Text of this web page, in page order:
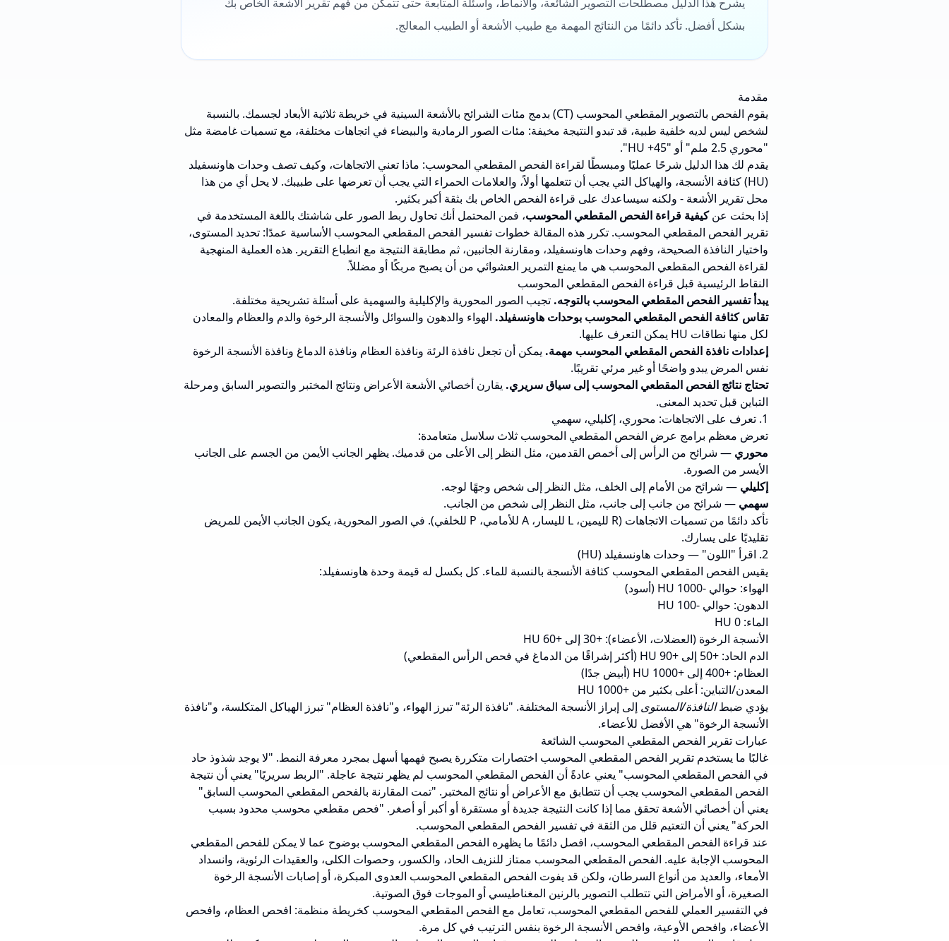
بشكل أفضل. تأكد دائمًا من النتائج المهمة مع طبيب الأشعة أو الطبيب المعالج.
مقدمة
يقوم الفحص بالتصوير المقطعي المحوسب (CT) بدمج مئات الشرائح بالأشعة السينية في خريطة ثلاثية الأبعاد لجسمك. بالنسبة
لشخص ليس لديه خلفية طبية، قد تبدو النتيجة مخيفة: مئات الصور الرمادية والبيضاء في اتجاهات مختلفة، مع تسميات غامضة مثل
"محوري 2.5 ملم" أو "HU +45".
يقدم لك هذا الدليل شرحًا عمليًا ومبسطًا لقراءة الفحص المقطعي المحوسب: ماذا تعني الاتجاهات، وكيف تصف وحدات هاونسفيلد
(HU) كثافة الأنسجة، والهياكل التي يجب أن تتعلمها أولاً، والعلامات الحمراء التي يجب أن تعرضها على طبيبك. لا يحل أي من هذا
محل تقرير الأشعة - ولكنه سيساعدك على قراءة الفحص الخاص بك بثقة أكبر بكثير.
إذا بحثت عنكيفية قراءة الفحص المقطعي المحوسب، فمن المحتمل أنك تحاول ربط الصور على شاشتك باللغة المستخدمة في
تقرير الفحص المقطعي المحوسب. تكرر هذه المقالة خطوات تفسير الفحص المقطعي المحوسب الأساسية عمدًا: تحديد المستوى،
واختيار النافذة الصحيحة، وفهم وحدات هاونسفيلد، ومقارنة الجانبين، ثم مطابقة النتيجة مع انطباع التقرير. هذه العملية المنهجية
لقراءة الفحص المقطعي المحوسب هي ما يمنع التمرير العشوائي من أن يصبح مربكًا أو مضللاً.
النقاط الرئيسية قبل قراءة الفحص المقطعي المحوسب
يبدأ تفسير الفحص المقطعي المحوسب بالتوجه. تجيب الصور المحورية والإكليلية والسهمية على أسئلة تشريحية مختلفة.
تقاس كثافة الفحص المقطعي المحوسب بوحدات هاونسفيلد. الهواء والدهون والسوائل والأنسجة الرخوة والدم والعظام والمعادن
لكل منها نطاقات HU يمكن التعرف عليها.
إعدادات نافذة الفحص المقطعي المحوسب مهمة. يمكن أن تجعل نافذة الرئة ونافذة العظام ونافذة الدماغ ونافذة الأنسجة الرخوة
نفس المرض يبدو واضحًا أو غير مرئي تقريبًا.
تحتاج نتائج الفحص المقطعي المحوسب إلى سياق سريري. يقارن أخصائي الأشعة الأعراض ونتائج المختبر والتصوير السابق ومرحلة
التباين قبل تحديد المعنى.
1. تعرف على الاتجاهات: محوري، إكليلي، سهمي
تعرض معظم برامج عرض الفحص المقطعي المحوسب ثلاث سلاسل متعامدة:
محوري — شرائح من الرأس إلى أخمص القدمين، مثل النظر إلى الأعلى من قدميك. يظهر الجانب الأيمن من الجسم على الجانب
الأيسر من الصورة.
إكليلي — شرائح من الأمام إلى الخلف، مثل النظر إلى شخص وجهًا لوجه.
سهمي — شرائح من جانب إلى جانب، مثل النظر إلى شخص من الجانب.
تأكد دائمًا من تسميات الاتجاهات (R لليمين، L لليسار، A للأمامي، P للخلفي). في الصور المحورية، يكون الجانب الأيمن للمريض
تقليديًا على يسارك.
2. اقرأ "اللون" — وحدات هاونسفيلد (HU)
يقيس الفحص المقطعي المحوسب كثافة الأنسجة بالنسبة للماء. كل بكسل له قيمة وحدة هاونسفيلد:
الهواء: حوالي -1000 HU (أسود)
الدهون: حوالي -100 HU
الماء: 0 HU
الأنسجة الرخوة (العضلات، الأعضاء): +30 إلى +60 HU
الدم الحاد: +50 إلى +90 HU (أكثر إشراقًا من الدماغ في فحص الرأس المقطعي)
العظام: +400 إلى +1000 HU (أبيض جدًا)
المعدن/التباين: أعلى بكثير من +1000 HU
يؤدي ضبطالنافذة/المستوى إلى إبراز الأنسجة المختلفة. "نافذة الرئة" تبرز الهواء، و"نافذة العظام" تبرز الهياكل المتكلسة، و"نافذة
الأنسجة الرخوة" هي الأفضل للأعضاء.
عبارات تقرير الفحص المقطعي المحوسب الشائعة
غالبًا ما يستخدم تقرير الفحص المقطعي المحوسب اختصارات متكررة يصبح فهمها أسهل بمجرد معرفة النمط. "لا يوجد شذوذ حاد
في الفحص المقطعي المحوسب" يعني عادةً أن الفحص المقطعي المحوسب لم يظهر نتيجة عاجلة. "الربط سريريًا" يعني أن نتيجة
الفحص المقطعي المحوسب يجب أن تتطابق مع الأعراض أو نتائج المختبر. "تمت المقارنة بالفحص المقطعي المحوسب السابق"
يعني أن أخصائي الأشعة تحقق مما إذا كانت النتيجة جديدة أو مستقرة أو أكبر أو أصغر. "فحص مقطعي محوسب محدود بسبب
الحركة" يعني أن التعتيم قلل من الثقة في تفسير الفحص المقطعي المحوسب.
عند قراءة الفحص المقطعي المحوسب، افصل دائمًا ما يظهره الفحص المقطعي المحوسب بوضوح عما لا يمكن للفحص المقطعي
المحوسب الإجابة عليه. الفحص المقطعي المحوسب ممتاز للنزيف الحاد، والكسور، وحصوات الكلى، والعقيدات الرئوية، وانسداد
الأمعاء، والعديد من أنواع السرطان، ولكن قد يفوت الفحص المقطعي المحوسب العدوى المبكرة، أو إصابات الأنسجة الرخوة
الصغيرة، أو الأمراض التي تتطلب التصوير بالرنين المغناطيسي أو الموجات فوق الصوتية.
في التفسير العملي للفحص المقطعي المحوسب، تعامل مع الفحص المقطعي المحوسب كخريطة منظمة: افحص العظام، وافحص
الأعضاء، وافحص الأوعية، وافحص الأنسجة الرخوة بنفس الترتيب في كل مرة.